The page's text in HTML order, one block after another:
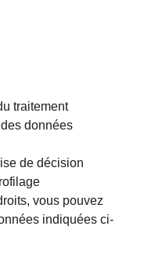
traitement
données
de décision
vous pouvez
indiquées ci-